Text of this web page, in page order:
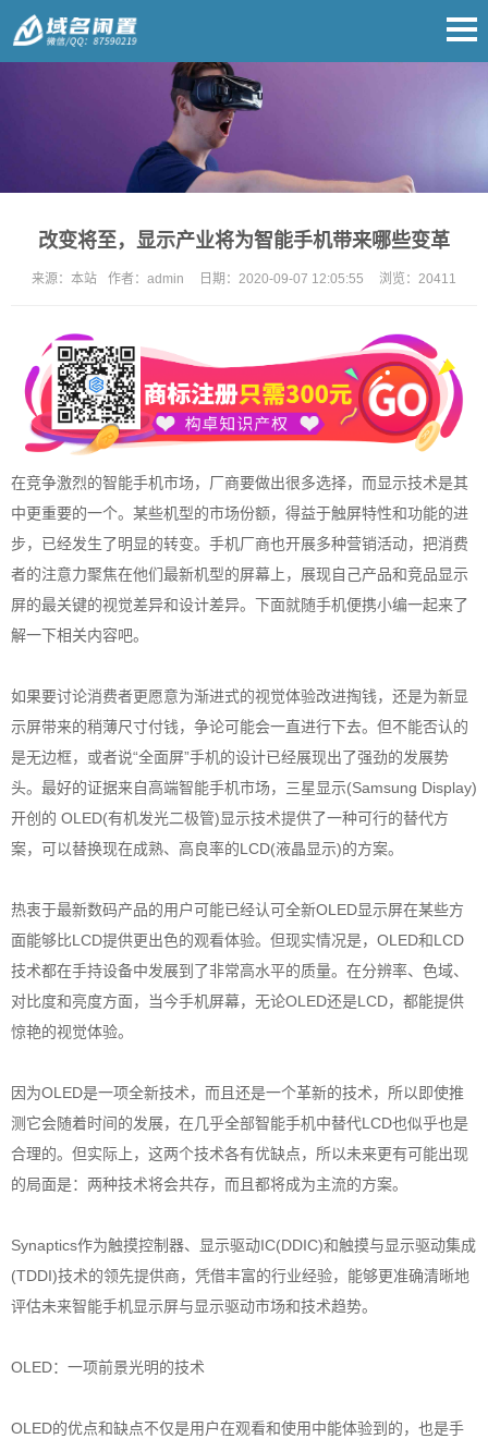
改变将至，显示产业将为智能手机带来哪些变革
来源： 本站 作者： admin 日期： 2020-09-07 12:05:55 浏览： 20411
在竞争激烈的智能手机市场，厂商要做出很多选择，而显示技术是其
中更重要的一个。某些机型的市场份额，得益于触屏特性和功能的进
步，已经发生了明显的转变。手机厂商也开展多种营销活动，把消费
者的注意力聚焦在他们最新机型的屏幕上，展现自己产品和竞品显示
屏的最关键的视觉差异和设计差异。下面就随手机便携小编一起来了
解一下相关内容吧。
如果要讨论消费者更愿意为渐进式的视觉体验改进掏钱，还是为新显
示屏带来的稍薄尺寸付钱，争论可能会一直进行下去。但不能否认的
是无边框，或者说“全面屏”手机的设计已经展现出了强劲的发展势
头。最好的证据来自高端智能手机市场，三星显示(Samsung Display)
开创的 OLED(有机发光二极管)显示技术提供了一种可行的替代方
案，可以替换现在成熟、高良率的LCD(液晶显示)的方案。
热衷于最新数码产品的用户可能已经认可全新OLED显示屏在某些方
面能够比LCD提供更出色的观看体验。但现实情况是，OLED和LCD
技术都在手持设备中发展到了非常高水平的质量。在分辨率、色域、
对比度和亮度方面，当今手机屏幕，无论OLED还是LCD，都能提供
惊艳的视觉体验。
因为OLED是一项全新技术，而且还是一个革新的技术，所以即使推
测它会随着时间的发展，在几乎全部智能手机中替代LCD也似乎也是
合理的。但实际上，这两个技术各有优缺点，所以未来更有可能出现
的局面是：两种技术将会共存，而且都将成为主流的方案。
Synaptics作为触摸控制器、显示驱动IC(DDIC)和触摸与显示驱动集成
(TDDI)技术的领先提供商，凭借丰富的行业经验，能够更准确清晰地
评估未来智能手机显示屏与显示驱动市场和技术趋势。
OLED：一项前景光明的技术
OLED的优点和缺点不仅是用户在观看和使用中能体验到的，也是手